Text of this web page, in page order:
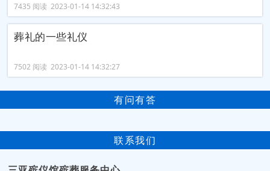
7435 阅读 2023-01-14 14:32:43
葬礼的一些礼仪
7502 阅读 2023-01-14 14:32:27
有问有答
联系我们